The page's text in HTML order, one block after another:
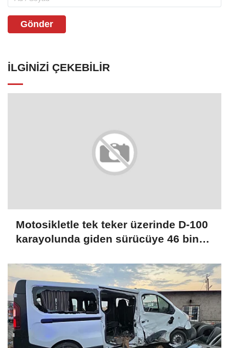
Gönder
İLGINIZI ÇEKEBILIR
Motosikletle tek teker üzerinde D-100
karayolunda giden sürücüye 46 bin